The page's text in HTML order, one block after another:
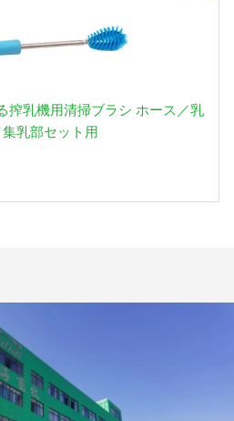
搾乳機用清掃ブラシ ホース／乳
乳部セット用